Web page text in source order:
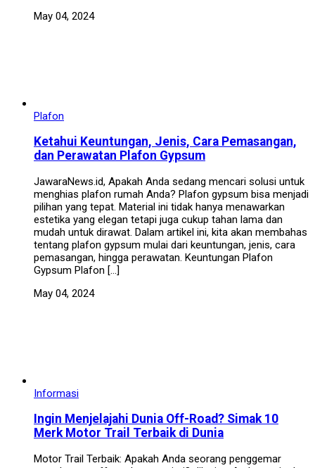
May 04, 2024
Plafon
Ketahui Keuntungan, Jenis, Cara Pemasangan,
dan Perawatan Plafon Gypsum
JawaraNews.id, Apakah Anda sedang mencari solusi untuk
menghias plafon rumah Anda? Plafon gypsum bisa menjadi
pilihan yang tepat. Material ini tidak hanya menawarkan
estetika yang elegan tetapi juga cukup tahan lama dan
mudah untuk dirawat. Dalam artikel ini, kita akan membahas
tentang plafon gypsum mulai dari keuntungan, jenis, cara
pemasangan, hingga perawatan. Keuntungan Plafon
Gypsum Plafon […]
May 04, 2024
Informasi
Ingin Menjelajahi Dunia Off-Road? Simak 10
Merk Motor Trail Terbaik di Dunia
Motor Trail Terbaik: Apakah Anda seorang penggemar